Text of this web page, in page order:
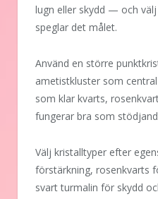
lugn eller skydd — och
speglar det målet.
Använd en större
ametistkluster som
som klar kvarts,
fungerar bra som
Välj kristalltyper efter
förstärkning, rosenkvarts
svart turmalin för skydd